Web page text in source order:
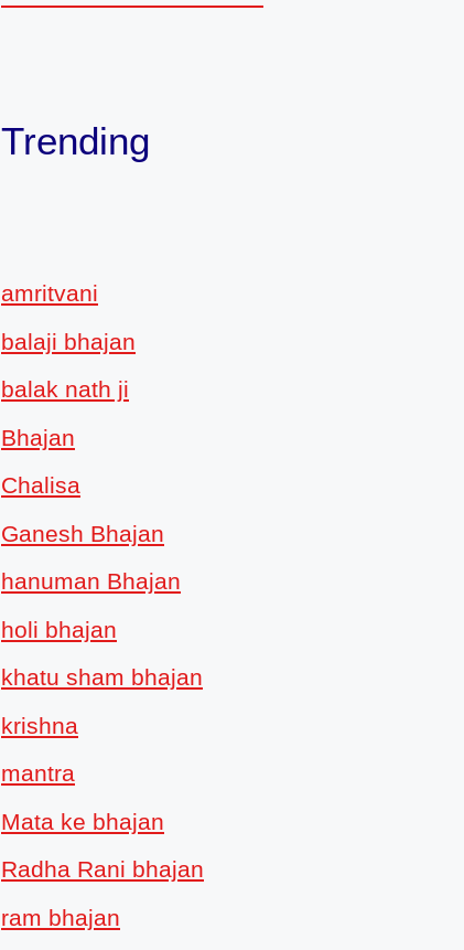
Trending
amritvani
balaji bhajan
balak nath ji
Bhajan
Chalisa
Ganesh Bhajan
hanuman Bhajan
holi bhajan
khatu sham bhajan
krishna
mantra
Mata ke bhajan
Radha Rani bhajan
ram bhajan